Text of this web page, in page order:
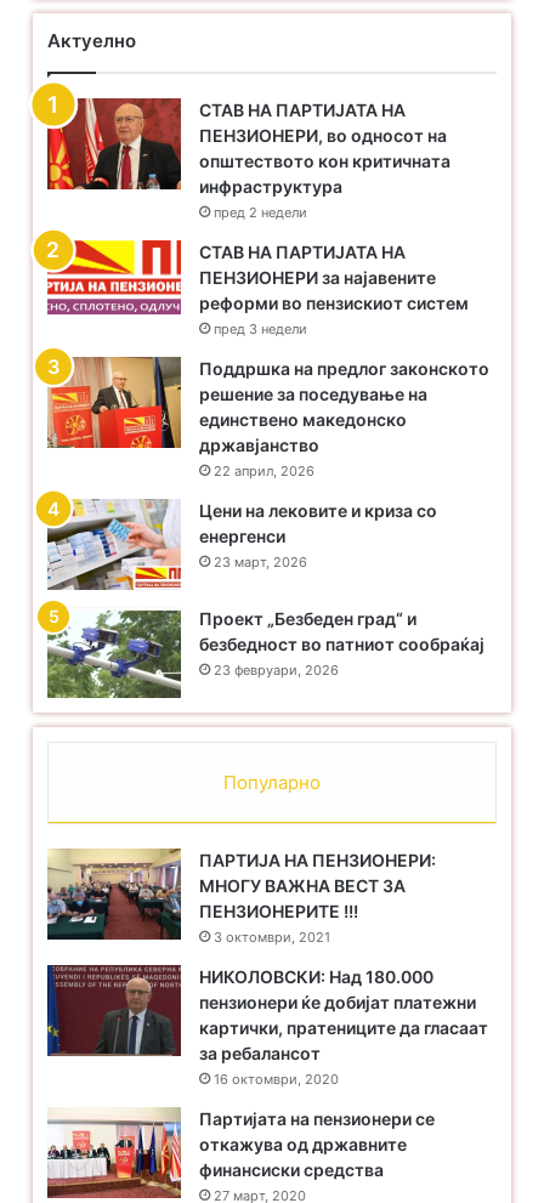
Актуелно
СТАВ НА ПАРТИЈАТА НА
ПЕНЗИОНЕРИ, во односот на
општеството кон критичната
инфраструктура
пред 2 недели
​СТАВ НА ПАРТИЈАТА НА
ПЕНЗИОНЕРИ за најавените
реформи во пензискиот систем
пред 3 недели
Поддршка на предлог законското
решение за поседување на
единствено македонско
државјанство
22 април, 2026
Цени на лековите и криза со
енергенси
23 март, 2026
Проект „Безбеден град“ и
безбедност во патниот сообраќај
23 февруари, 2026
Популарно
ПАРТИЈА НА ПЕНЗИОНЕРИ:
МНОГУ ВАЖНА ВЕСТ ЗА
ПЕНЗИОНЕРИТЕ !!!
3 октомври, 2021
НИКОЛОВСКИ: Над 180.000
пензионери ќе добијат платежни
картички, пратениците да гласаат
за ребалансот
16 октомври, 2020
Партијата на пензионери се
откажува од државните
финансиски средства
27 март, 2020